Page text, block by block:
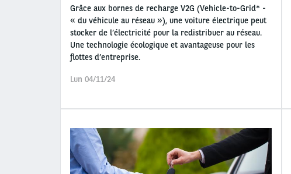
Grâce aux bornes de recharge V2G (Vehicle-to-Grid* -
« du véhicule au réseau »), une voiture électrique peut
stocker de l’électricité pour la redistribuer au réseau.
Une technologie écologique et avantageuse pour les
flottes d’entreprise.
Lun 04/11/24